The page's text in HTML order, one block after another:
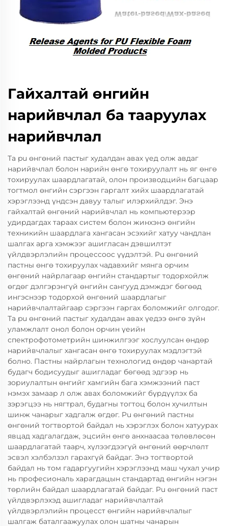
Гайхалтай өнгийн
нарийвчлал ба тааруулах
нарийвчлал
Та pu өнгөний пастыг худалдан авах үед олж авдаг
нарийвчлал болон нарийн өнгө тохируулалт нь яг өнгө
тохируулах шаардлагатай, олон производцийн багцаар
тогтмол өнгийн сэргээн гаргалт хийх шаардлагатай
хэрэглээнд үндсэн давуу талыг илэрхийлдэг. Энэ
гайхалтай өнгөний нарийвчлал нь компьютерээр
удирдагдах тараах систем болон жинхэнэ өнгийн
техникийн шаардлага хангасан эсэхийг хатуу чандлан
шалгах арга хэмжээг ашигласан дэвшилтэт
үйлдвэрлэлийн процессоос үүдэлтэй. Pu өнгөний
пастны өнгө тохируулах чадавхийг мянга орчим
өнгөний найрлагаар өнгийн стандартыг тодорхойлж
өгдөг дэлгэрэнгүй өнгийн сангууд дэмждэг бөгөөд
ингэснээр тодорхой өнгөний шаардлагыг
нарийвчлалтайгаар сэргээн гаргах боломжийг олгодог.
Та pu өнгөний пастыг худалдан авах үедээ өнгө зүйн
уламжлалт онол болон орчин үеийн
спектрофотометрийн шинжилгээг хослуулсан өндөр
нарийвчлалыг хангасан өнгө тохируулах мэдлэгтэй
болно. Пастны найрлагын технологид өндөр чанартай
будагч бодисуудыг ашигладаг бөгөөд эдгээр нь
зориулалтын өнгийг хамгийн бага хэмжээний паст
нэмэх замаар л олж авах боломжийг бүрдүүлэх ба
зэрэгцээ нь нягтрал, будагны тогтоц болон хучилтын
шинж чанарыг хадгалж өгдөг. Pu өнгөний пастны
өнгөний тогтвортой байдал нь хэрэглэх болон хатуурах
явцад хадгалагдаж, эцсийн өнгө анхнаасаа төлөвлөсөн
шаардлагатай таарч, хүлээгдээгүй өнгөний өөрчлөлт
эсвэл хэлбэлзэл гарахгүй байдаг. Энэ тогтвортой
байдал нь том гадаргуугийн хэрэглээнд маш чухал учир
нь професиональ харагдацын стандартад өнгийн нэгэн
төрлийн байдал шаардлагатай байдаг. Pu өнгөний паст
үйлдвэрлэхэд ашигладаг нарийвчлалтай
үйлдвэрлэлийн процесст өнгийн нарийвчлалыг
шалгаж баталгаажуулах олон шатны чанарын